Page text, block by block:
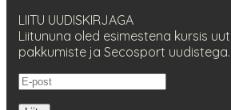
LIITU UUDISKIRJAGA
Liitununa oled esimestena kursis
pakkumiste ja Secosport uudistega.